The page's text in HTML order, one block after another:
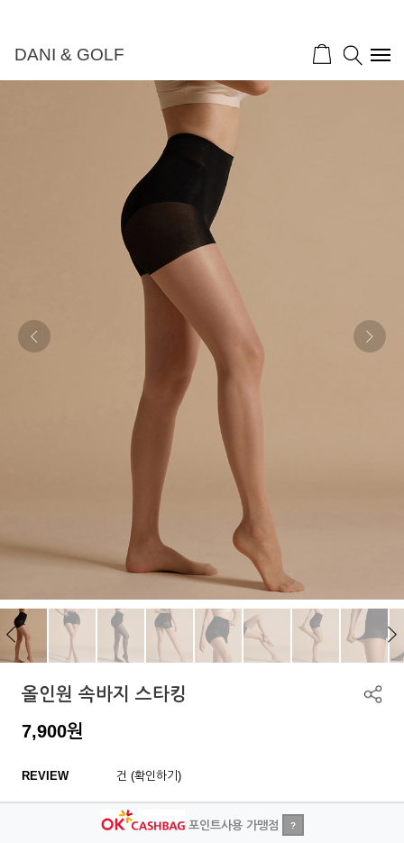
DANI & GOLF
올인원 속바지 스타킹
7,900원
REVIEW 건 (확인하기)
포인트사용 가맹점 ?